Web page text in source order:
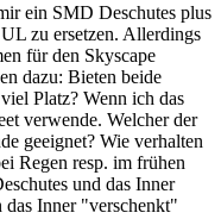
ein SMD Deschutes plus
zu ersetzen. Allerdings
für den Skyscape
dazu: Bieten beide
Platz? Wenn ich das
verwende. Welcher der
geeignet? Wie verhalten
Regen resp. im frühen
und das Inner
Inner "verschenkt"